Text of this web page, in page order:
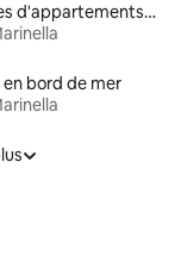
Résidences d'appartements en location
bord de mer